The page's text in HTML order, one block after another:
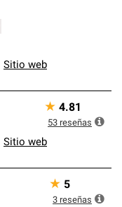
Sitio web
Sitio web
★ 4.81
53 reseñas
★ 5
3 reseñas